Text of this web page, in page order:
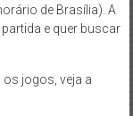
de Brasília). A
e quer buscar
jogos, veja a